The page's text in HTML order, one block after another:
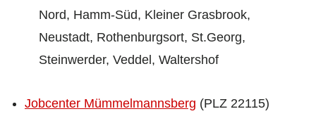
Nord, Hamm-Süd, Kleiner Grasbrook,
Neustadt, Rothenburgsort, St.Georg,
Steinwerder, Veddel, Waltershof
Jobcenter Mümmelmannsberg (PLZ 22115)